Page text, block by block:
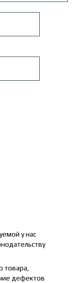
у нас
товара,
дефектов